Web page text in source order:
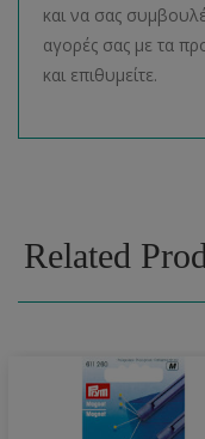
και να σας
αγορές σας με τα
και επιθυμείτε.
Related